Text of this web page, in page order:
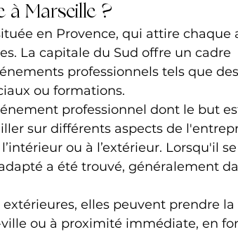
à Marseille ?
en Provence, qui attire chaque
La capitale du Sud offre un cadre
professionnels tels que des
ou formations.
professionnel dont le but
sur différents aspects de
ou à l’extérieur. Lorsqu'il
a été trouvé, généralement
elles peuvent prendre
ou à proximité immédiate, en